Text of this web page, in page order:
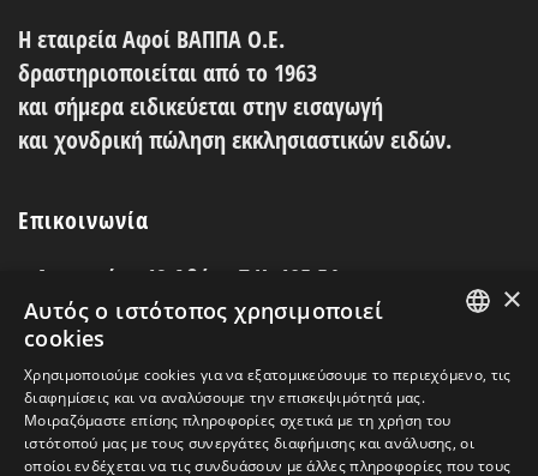
Η εταιρεία Αφοί ΒΑΠΠΑ Ο.Ε.
δραστηριοποιείται από το 1963
και σήμερα ειδικεύεται στην εισαγωγή
καιχονδρικήπώληση εκκλησιαστικών ειδών.
Επικοινωνία
Λεωκορίου 12 Αθήνα Τ.Κ. 105 54
t: 210 3217408
t: 210 3252290
e:Αυτή η διεύθυνση Email προστατεύεται από
τους αυτοματισμούς αποστολέων ανεπιθύμητων
×
Αυτός ο ιστότοπος χρησιμοποιεί
cookies
Χρησιμοποιούμε cookies για να εξατομικεύσουμε το περιεχόμενο, τις
διαφημίσεις και να αναλύσουμε την επισκεψιμότητά μας.
Μοιραζόμαστε επίσης πληροφορίες σχετικά με τη χρήση του
ιστότοπού μας με τους συνεργάτες διαφήμισης και ανάλυσης, οι
οποίοι ενδέχεται να τις συνδυάσουν με άλλες πληροφορίες που τους